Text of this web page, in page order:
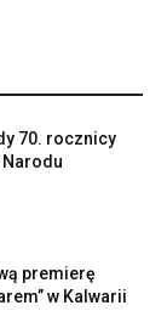
70. rocznicy
premierę
w Kalwarii